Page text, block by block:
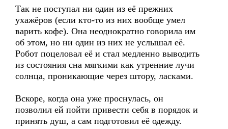
Так не поступал ни один из её прежних
ухажёров (если кто-то из них вообще умел
варить кофе). Она неоднократно говорила им
об этом, но ни один из них не услышал её.
Робот поцеловал её и стал медленно выводить
из состояния сна мягкими как утренние лучи
солнца, проникающие через штору, ласками.
Вскоре, когда она уже проснулась, он
позволил ей пойти привести себя в порядок и
принять душ, а сам подготовил её одежду.